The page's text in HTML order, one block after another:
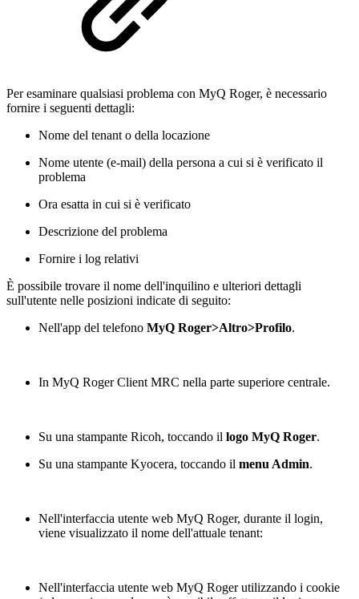
Per esaminare qualsiasi problema con MyQ Roger, è necessario
fornire i seguenti dettagli:
Nome del tenant o della locazione
Nome utente (e-mail) della persona a cui si è verificato il
problema
Ora esatta in cui si è verificato
Descrizione del problema
Fornire i log relativi
È possibile trovare il nome dell'inquilino e ulteriori dettagli
sull'utente nelle posizioni indicate di seguito:
Nell'app del telefono MyQ Roger>Altro>Profilo.
In MyQ Roger Client MRC nella parte superiore centrale.
Su una stampante Ricoh, toccando il logo MyQ Roger.
Su una stampante Kyocera, toccando il menu Admin.
Nell'interfaccia utente web MyQ Roger, durante il login,
viene visualizzato il nome dell'attuale tenant:
Nell'interfaccia utente web MyQ Roger utilizzando i cookie